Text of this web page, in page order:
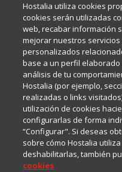
Hostalia utiliza cookies
cookies serán utilizadas
web, recabar información
mejorar nuestros
personalizados
base a un perfil
análisis de tu
Hostalia (por ejemplo,
realizadas o links
utilización de cookies
configurarlas de forma
“Configurar". Si deseas
sobre cómo Hostalia
deshabilitarlas, también
cookies